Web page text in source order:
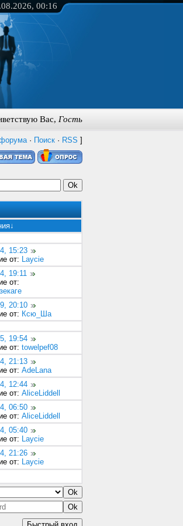
00:16
Вас, Гость
· Поиск · RSS ]
↓
15:23
от: Laycie
19:11
от:
20:10
от: Ксю_Ша
19:54
от: towelpef08
21:13
от: AdeLana
12:44
от: AliceLiddell
06:50
от: AliceLiddell
05:40
от: Laycie
21:26
от: Laycie